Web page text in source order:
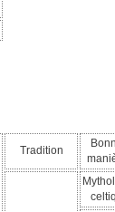
Tradition